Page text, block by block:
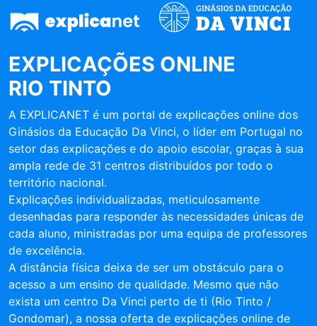
EXPLICAÇÕES ONLINE
RIO TINTO
A EXPLICANET é um portal de explicações online dos
Ginásios da Educação Da Vinci, o líder em Portugal no
setor das explicações e do apoio escolar, graças à sua
ampla rede de 31 centros distribuídos por todo o
território nacional.
Explicações individualizadas, meticulosamente
desenhadas para responder às necessidades únicas de
cada aluno, ministradas por uma equipa de professores
de excelência.
A distância física deixa de ser um obstáculo para o
acesso a um ensino de qualidade. Mesmo que não
exista um centro Da Vinci perto de ti (Rio Tinto /
Gondomar), a nossa oferta de explicações online de